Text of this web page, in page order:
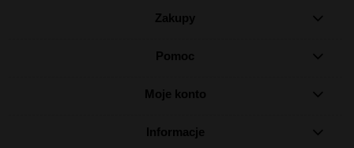
Zakupy
Pomoc
Moje konto
Informacje